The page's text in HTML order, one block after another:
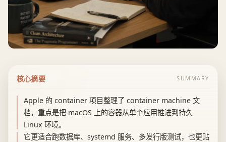
核心摘要 SUMMARY
Apple 的 container 项目整理了 container machine 文
档，重点是把 macOS 上的容器从单个应用推进到持久
Linux 环境。
它更适合跑数据库、systemd 服务、多发行版测试，也更贴